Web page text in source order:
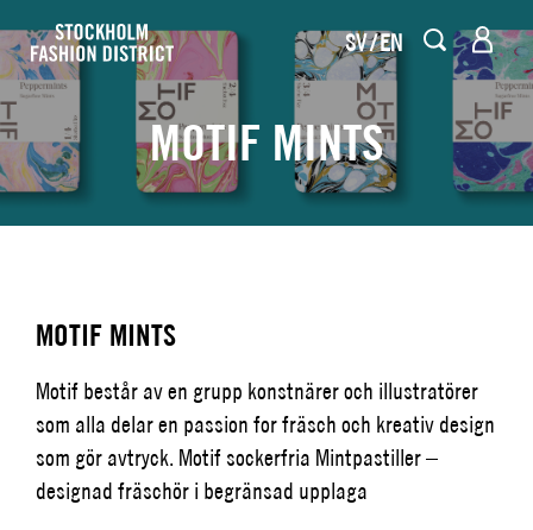
SV EN
MOTIF MINTS
MOTIF MINTS
Motif består av en grupp konstnärer och illustratörer
som alla delar en passion for fräsch och kreativ design
som gör avtryck. Motif sockerfria Mintpastiller –
designad fräschör i begränsad upplaga